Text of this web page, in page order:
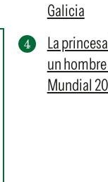
Galicia
La
un
Mundial